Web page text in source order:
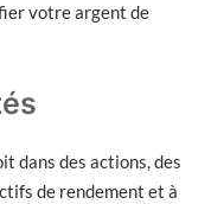
votre argent de
dans des actions, des
de rendement et à